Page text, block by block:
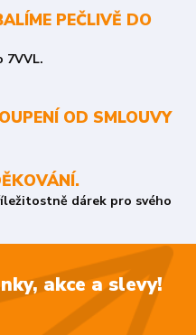
PEČLIVĚ DO
7VVL.
OD SMLOUVY
dárek pro svého
akce a slevy!